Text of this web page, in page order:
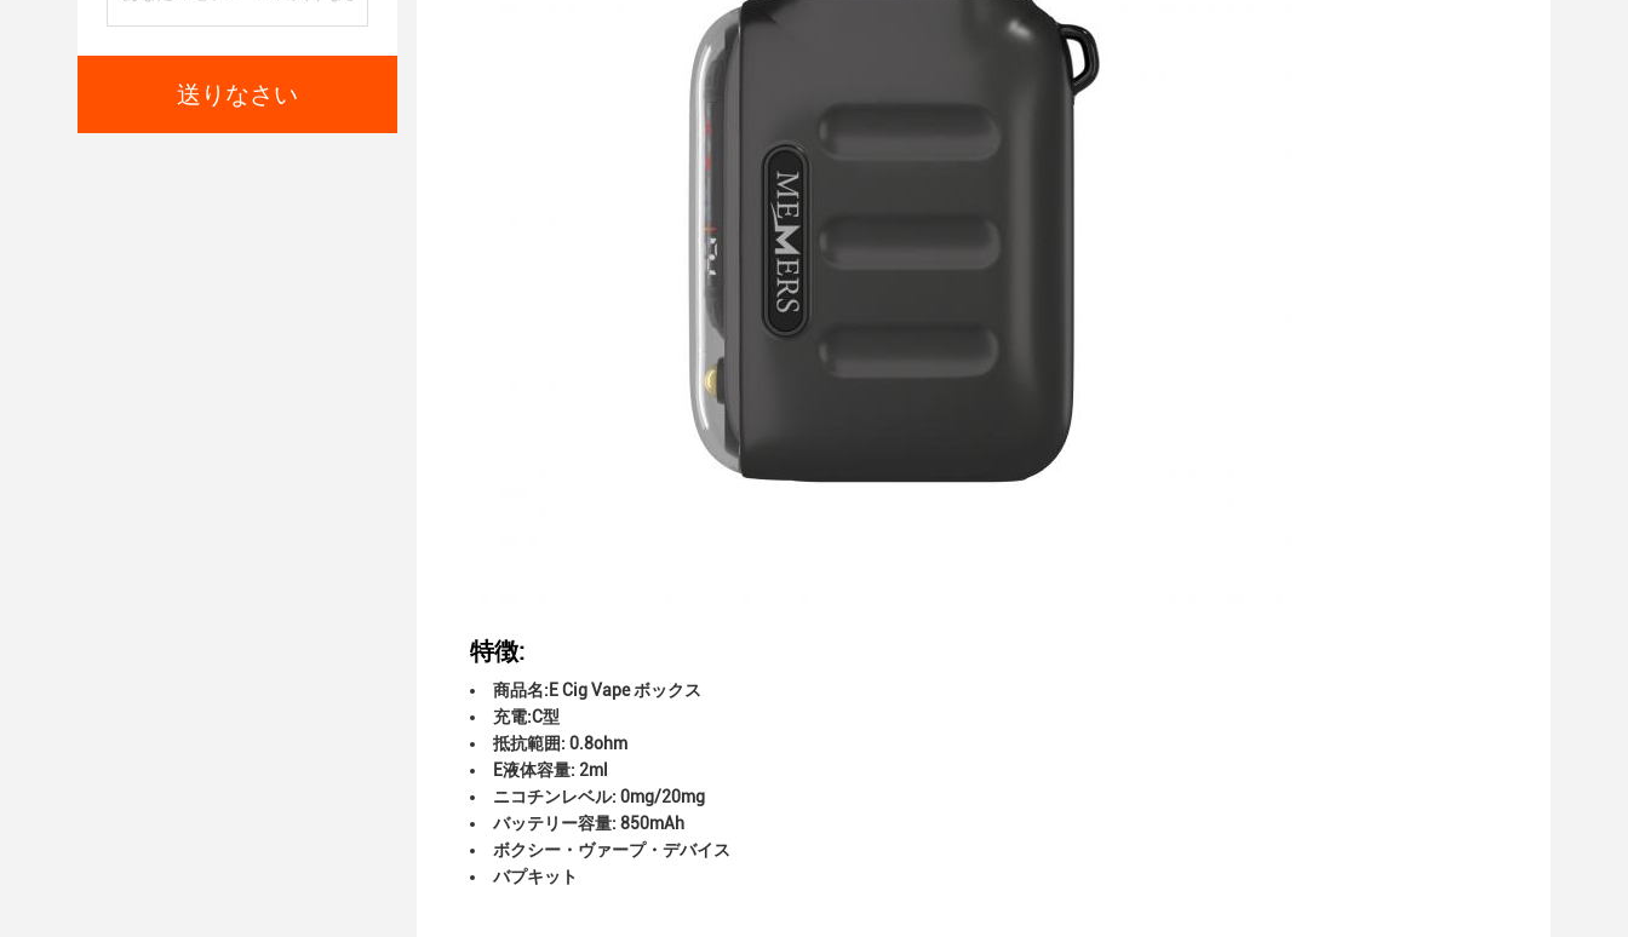
送りなさい
特徴:
商品名:E Cig Vape ボックス
充電:C型
抵抗範囲: 0.8ohm
E液体容量: 2ml
ニコチンレベル: 0mg/20mg
バッテリー容量: 850mAh
ボクシー・ヴァープ・デバイス
バプキット